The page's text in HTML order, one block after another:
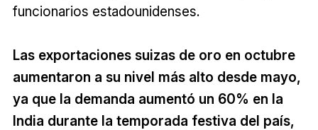
funcionarios estadounidenses.
Las exportaciones suizas de oro en octubre
aumentaron a su nivel más alto desde mayo,
ya que la demanda aumentó un 60% en la
India durante la temporada festiva del país,